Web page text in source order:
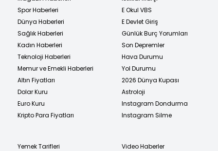
Spor Haberleri
Dünya Haberleri
Sağlık Haberleri
Kadın Haberleri
Teknoloji Haberleri
Memur ve Emekli Haberleri
Altın Fiyatları
Dolar Kuru
Euro Kuru
Kripto Para Fiyatları
E Okul VBS
E Devlet Giriş
Günlük Burç Yorumları
Son Depremler
Hava Durumu
Yol Durumu
2026 Dünya Kupası
Astroloji
Instagram Dondurma
Instagram Silme
Yemek Tarifleri
Video Haberler